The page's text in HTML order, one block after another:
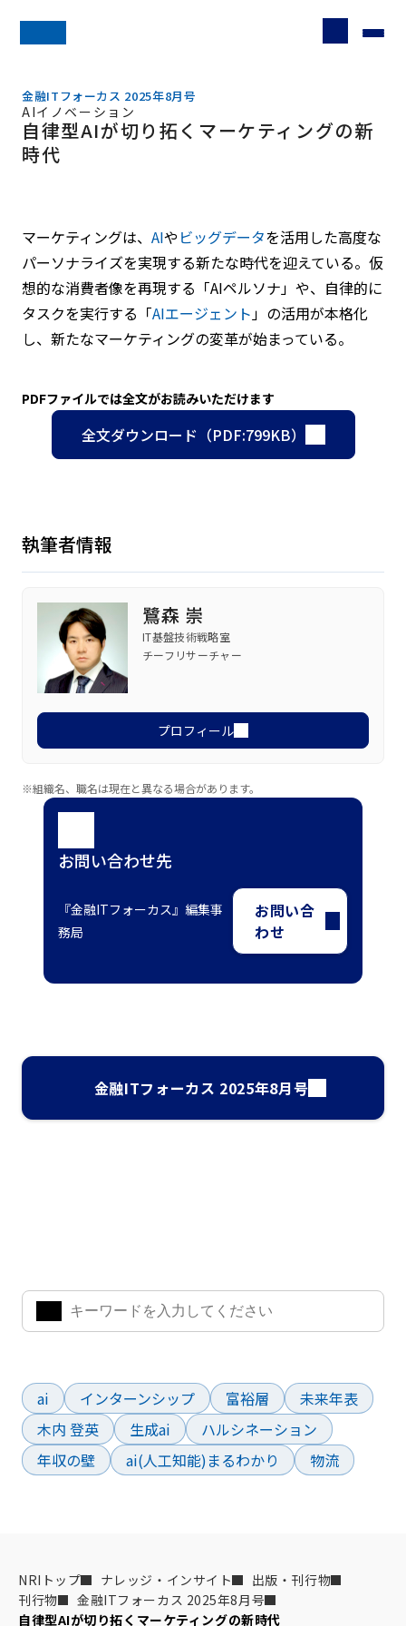
金融ITフォーカス 2025年8月号
AIイノベーション
自律型AIが切り拓くマーケティングの新
時代
マーケティングは、 AIやビッグデータを活用した高度な
パーソナライズを実現する新たな時代を迎えている。仮
想的な消費者像を再現する「AIペルソナ」や、自律的に
タスクを実行する「AIエージェント」の活用が本格化
し、新たなマーケティングの変革が始まっている。
PDFファイルでは全文がお読みいただけます
全文ダウンロード（PDF:799KB）
執筆者情報
鷺森 崇
IT基盤技術戦略室
チーフリサーチャー
プロフィール
※組織名、職名は現在と異なる場合があります。
お問い合わせ先
『金融ITフォーカス』編集事
務局
お問い合
わせ
金融ITフォーカス 2025年8月号
ai
インターンシップ 富裕層
未来年表
木内 登英
生成ai
ハルシネーション
年収の壁
ai(人工知能)まるわかり 物流
NRIトップ ナレッジ・インサイト
出版・刊行物
刊行物
金融ITフォーカス 2025年8月号
自律型AIが切り拓くマーケティングの新時代